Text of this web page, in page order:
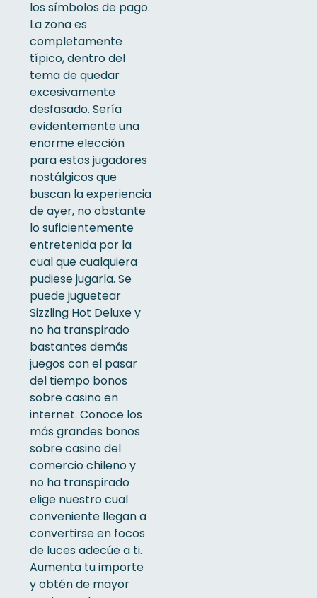
los símbolos de pago.
La zona es
completamente
típico, dentro del
tema de quedar
excesivamente
desfasado. Serí­a
evidentemente una
enorme elección
para estos jugadores
nostálgicos que
buscan la experiencia
de ayer, no obstante
lo suficientemente
entretenida por la
cual que cualquiera
pudiese jugarla. Se
puede juguetear
Sizzling Hot Deluxe y
no ha transpirado
bastantes demás
juegos con el pasar
del tiempo bonos
sobre casino en
internet. Conoce los
más grandes bonos
sobre casino del
comercio chileno y
no ha transpirado
elige nuestro cual
conveniente llegan a
convertirse en focos
de luces adecúe a ti.
Aumenta tu importe
y obtén de mayor